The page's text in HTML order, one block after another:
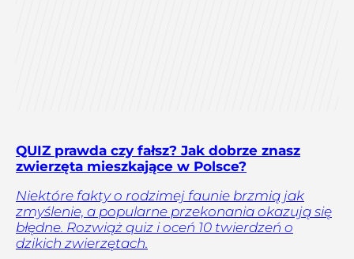
QUIZ prawda czy fałsz? Jak dobrze znasz
zwierzęta mieszkające w Polsce?
Niektóre fakty o rodzimej faunie brzmią jak
zmyślenie, a popularne przekonania okazują się
błędne. Rozwiąż quiz i oceń 10 twierdzeń o
dzikich zwierzętach.